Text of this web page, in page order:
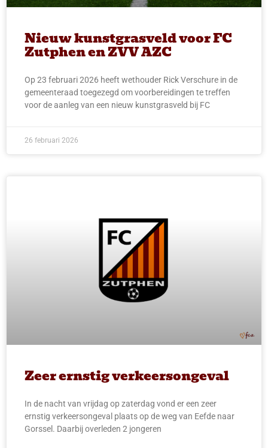
Nieuw kunstgrasveld voor FC
Zutphen en ZVV AZC
Op 23 februari 2026 heeft wethouder Rick Verschure in de
gemeenteraad toegezegd om voorbereidingen te treffen
voor de aanleg van een nieuw kunstgrasveld bij FC
26 februari 2026
Zeer ernstig verkeersongeval
In de nacht van vrijdag op zaterdag vond er een zeer
ernstig verkeersongeval plaats op de weg van Eefde naar
Gorssel. Daarbij overleden 2 jongeren